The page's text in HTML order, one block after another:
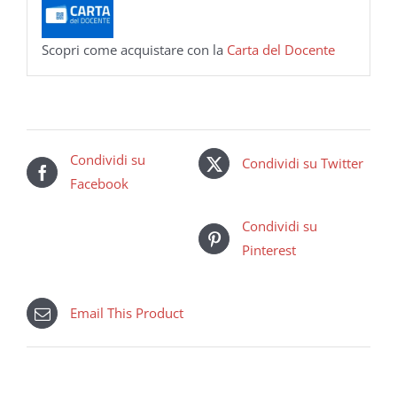
Scopri come acquistare con la Carta del Docente
Condividi su
Facebook
Condividi su Twitter
Condividi su
Pinterest
Email This Product